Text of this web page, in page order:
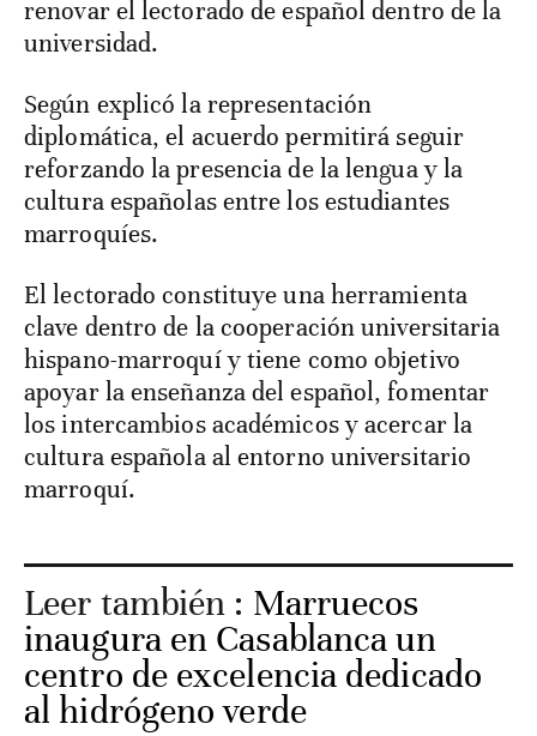
renovar el lectorado de español dentro de la
universidad.
Según explicó la representación
diplomática, el acuerdo permitirá seguir
reforzando la presencia de la lengua y la
cultura españolas entre los estudiantes
marroquíes.
El lectorado constituye una herramienta
clave dentro de la cooperación universitaria
hispano-marroquí y tiene como objetivo
apoyar la enseñanza del español, fomentar
los intercambios académicos y acercar la
cultura española al entorno universitario
marroquí.
Leer también : Marruecos
inaugura en Casablanca un
centro de excelencia dedicado
al hidrógeno verde